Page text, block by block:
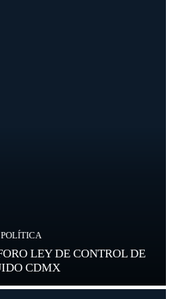
POLÍTICA
LEY DE CONTROL DE
CDMX